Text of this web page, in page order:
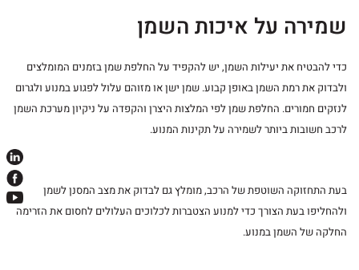
שמירה על איכות השמן
כדי להבטיח את יעילות השמן, יש להקפיד על החלפת שמן בזמנים המומלצים
ולבדוק את רמת השמן באופן קבוע. שמן ישן או מזוהם עלול לפגוע במנוע ולגרום
לנזקים חמורים. החלפת שמן לפי המלצות היצרן והקפדה על ניקיון מערכת השמן
לרכב חשובות ביותר לשמירה על תקינות המנוע.
בעת התחזוקה השוטפת של הרכב, מומלץ גם לבדוק את מצב המסנן לשמן
ולהחליפו בעת הצורך כדי למנוע הצטברות לכלוכים העלולים לחסום את הזרימה
החלקה של השמן במנוע.